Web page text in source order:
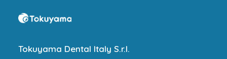
Tokuyama Dental Italy S.r.l.